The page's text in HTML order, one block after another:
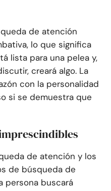
de atención
lo que significa
lista para una pelea y,
creará algo. La
con la personalidad
si se demuestra que
de atención y los
de búsqueda de
persona buscará